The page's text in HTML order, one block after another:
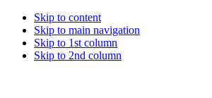
Skip to content
Skip to main navigation
Skip to 1st column
Skip to 2nd column